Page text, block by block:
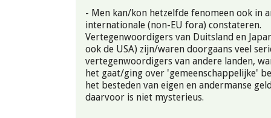
- Men kan/kon hetzelfde fenomeen ook in
internationale (non-EU fora) constateren.
Vertegenwoordigers van Duitsland en
ook de USA) zijn/waren doorgaans veel
vertegenwoordigers van andere landen,
het gaat/ging over 'gemeenschappelijke'
het besteden van eigen en andermanse
daarvoor is niet mysterieus.